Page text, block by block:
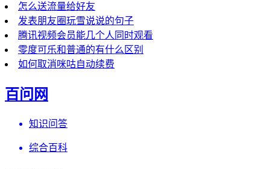
怎么送流量给好友
发表朋友圈玩雪说说的句子
腾讯视频会员能几个人同时观看
零度可乐和普通的有什么区别
如何取消咪咕自动续费
百问网
知识问答
综合百科